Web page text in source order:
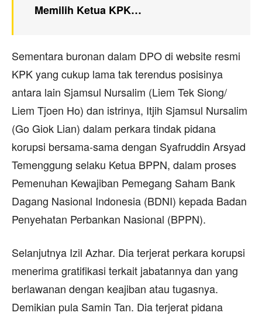
Memilih Ketua KPK…
Sementara buronan dalam DPO di website resmi
KPK yang cukup lama tak terendus posisinya
antara lain Sjamsul Nursalim (Liem Tek Siong/
Liem Tjoen Ho) dan istrinya, Itjih Sjamsul Nursalim
(Go Giok Lian) dalam perkara tindak pidana
korupsi bersama-sama dengan Syafruddin Arsyad
Temenggung selaku Ketua BPPN, dalam proses
Pemenuhan Kewajiban Pemegang Saham Bank
Dagang Nasional Indonesia (BDNI) kepada Badan
Penyehatan Perbankan Nasional (BPPN).
Selanjutnya Izil Azhar. Dia terjerat perkara korupsi
menerima gratifikasi terkait jabatannya dan yang
berlawanan dengan keajiban atau tugasnya.
Demikian pula Samin Tan. Dia terjerat pidana